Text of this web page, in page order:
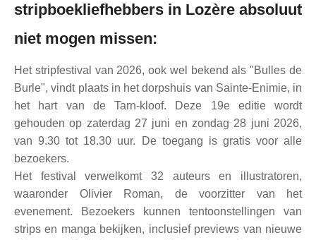
stripboekliefhebbers in Lozère absoluut
niet mogen missen:
Het stripfestival van 2026, ook wel bekend als "Bulles de
Burle", vindt plaats in het dorpshuis van Sainte-Enimie, in
het hart van de Tarn-kloof. Deze 19e editie wordt
gehouden op zaterdag 27 juni en zondag 28 juni 2026,
van 9.30 tot 18.30 uur. De toegang is gratis voor alle
bezoekers.
Het festival verwelkomt 32 auteurs en illustratoren,
waaronder Olivier Roman, de voorzitter van het
evenement. Bezoekers kunnen tentoonstellingen van
strips en manga bekijken, inclusief previews van nieuwe